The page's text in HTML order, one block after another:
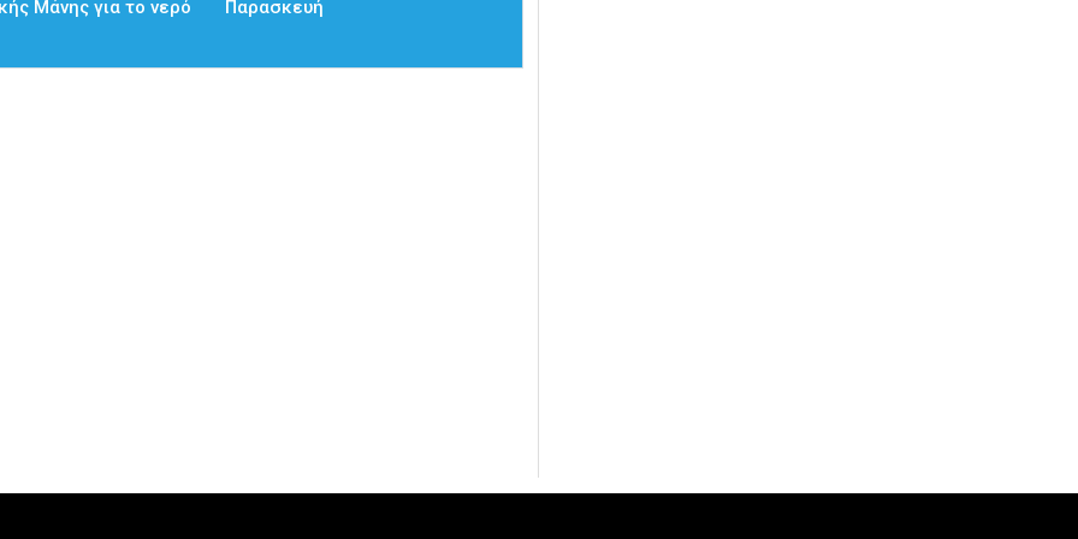
Μάνης για το νερό
Παρασκευή